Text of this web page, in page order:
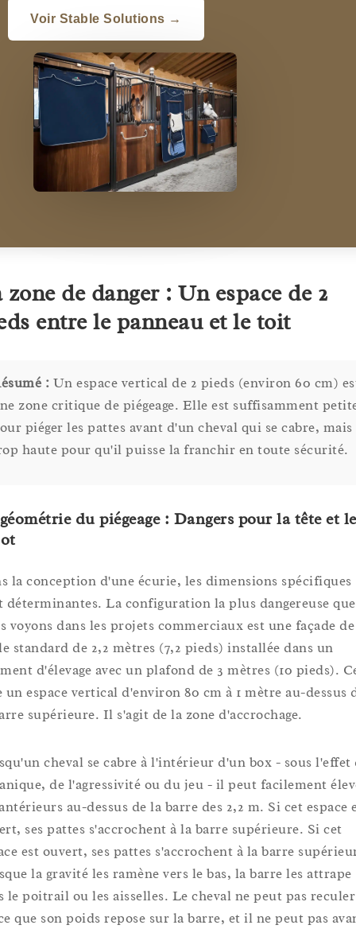
Voir Stable Solutions →
zone de danger : Un espace de 2
entre le panneau et le toit
: Un espace vertical de 2 pieds (environ 60 cm)
zone critique de piégeage. Elle est suffisamment
piéger les pattes avant d'un cheval qui se cabre, mais
haute pour qu'il puisse la franchir en toute sécurité.
du piégeage : Dangers pour la tête et le
la conception d'une écurie, les dimensions spécifiques
déterminantes. La configuration la plus dangereuse que
voyons dans les projets commerciaux est une façade de
standard de 2,2 mètres (7,2 pieds) installée dans un
d'élevage avec un plafond de 3 mètres (10 pieds).
un espace vertical d'environ 80 cm à 1 mètre au-dessus
supérieure. Il s'agit de la zone d'accrochage.
cheval se cabre à l'intérieur d'un box - sous l'effet
de l'agressivité ou du jeu - il peut facilement
au-dessus de la barre des 2,2 m. Si cet espace
ses pattes s'accrochent à la barre supérieure. Si cet
est ouvert, ses pattes s'accrochent à la barre
la gravité les ramène vers le bas, la barre les attrape
le poitrail ou les aisselles. Le cheval ne peut pas reculer
que son poids repose sur la barre, et il ne peut pas